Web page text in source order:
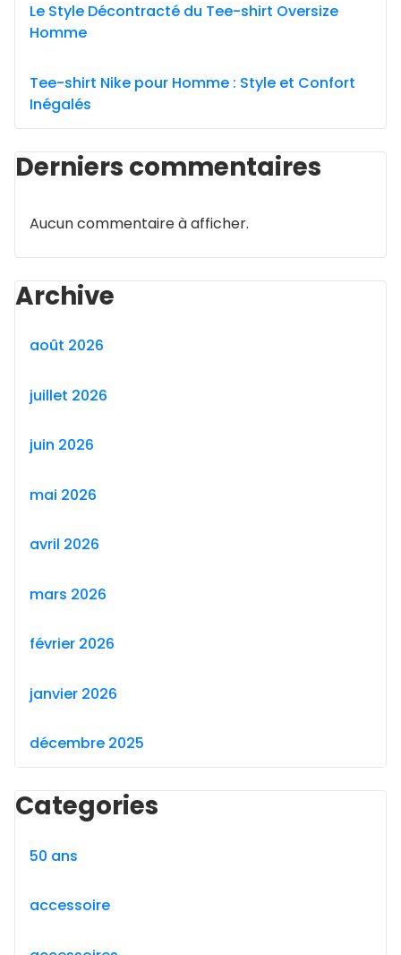
Le Style Décontracté du Tee-shirt Oversize
Homme
Tee-shirt Nike pour Homme : Style et Confort
Inégalés
Derniers commentaires
Aucun commentaire à afficher.
Archive
août 2026
juillet 2026
juin 2026
mai 2026
avril 2026
mars 2026
février 2026
janvier 2026
décembre 2025
Categories
50 ans
accessoire